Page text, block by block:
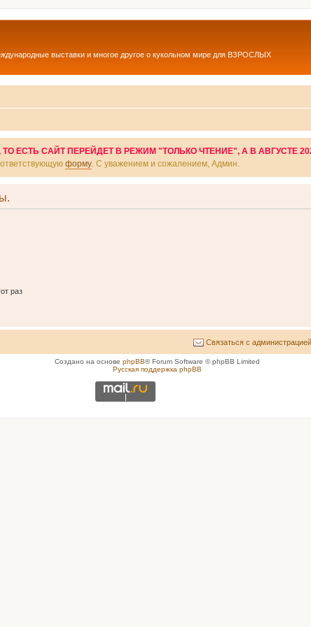
выставки и многое другое о кукольном мире для ВЗРОСЛЫХ
ЕСТЬ САЙТ ПЕРЕЙДЕТ В РЕЖИМ "ТОЛЬКО ЧТЕНИЕ", А В АВГУСТЕ
форму . С уважением и сожалением, Админ.
раз
Связаться с администрацией
Создано на основе phpBB® Forum Software © phpBB Limited
Русская поддержка phpBB